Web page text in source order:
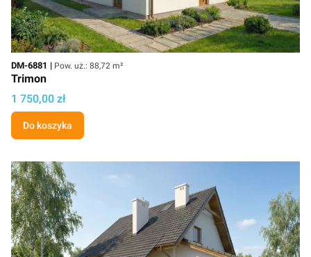
Kod
DM-6881 Powierzchnia użytkowa
Pow. uż.: 88,72 m²
Trimon
Cena projektu
1 750,00 zł
Do koszyka